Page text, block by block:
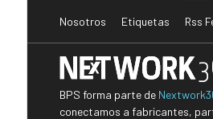
Nosotros Etiquetas Rss
BPS forma parte de
conectamos a fabricantes,